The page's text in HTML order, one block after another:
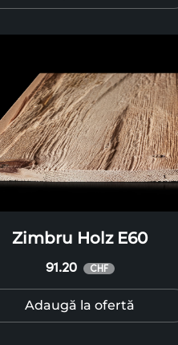
Zimbru Holz E60
91.20 CHF
Adaugă la ofertă